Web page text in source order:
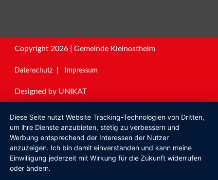
Copyright 2026 | Gemeinde Kleinostheim
Datenschutz Impressum
Designed by UNIKAT
Diese Seite nutzt Website Tracking-Technologien von Dritten,
um ihre Dienste anzubieten, stetig zu verbessern und
Werbung entsprechend der Interessen der Nutzer
anzuzeigen. Ich bin damit einverstanden und kann meine
Einwilligung jederzeit mit Wirkung für die Zukunft widerrufen
oder ändern.